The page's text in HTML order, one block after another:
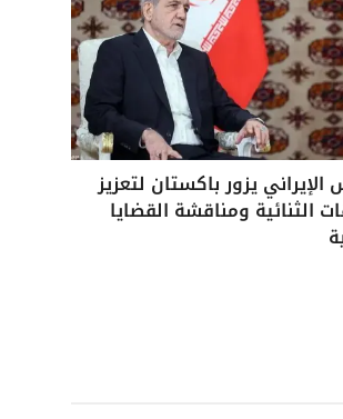
الإيراني يزور باكستان لتعزيز
الثنائية ومناقشة القضايا